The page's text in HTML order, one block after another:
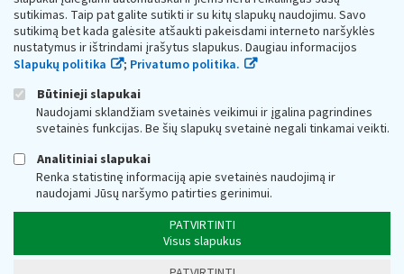
sutikimas. Taip pat galite sutikti ir su kitų slapukų naudojimu. Savo
sutikimą bet kada galėsite atšaukti pakeisdami interneto naršyklės
nustatymus ir ištrindami įrašytus slapukus. Daugiau informacijos
Slapukų politika
; Privatumo politika.
Būtinieji slapukai
Naudojami sklandžiam svetainės veikimui ir įgalina pagrindines
svetainės funkcijas. Be šių slapukų svetainė negali tinkamai veikti.
Analitiniai slapukai
Renka statistinę informaciją apie svetainės naudojimą ir
naudojami Jūsų naršymo patirties gerinimui.
PATVIRTINTI
Visus slapukus
Biudžetinė įstaiga. Juridinio asmens kodas — 188659752,
adresas: Vasario 16-osios g. 14, 01107 Vilnius, Lietuva, el.paštas:
vmi@vmi.lt, E. pristatymo dėžutės adresas 188659752
Duomenys apie Valstybinę mokesčių inspekciją prie Lietuvos
Respublikos finansų ministerijos kaupiami ir saugomi Juridinių